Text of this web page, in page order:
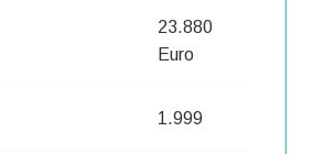
23.880
Euro
1.999